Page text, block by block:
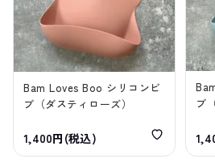
Bam Loves Boo シリコンビ
ブ（ダスティローズ）
1,400円(税込)
ブ